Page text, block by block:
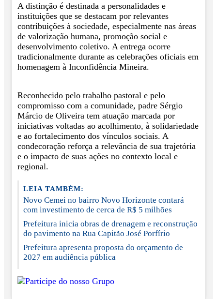
A distinção é destinada a personalidades e
instituições que se destacam por relevantes
contribuições à sociedade, especialmente nas áreas
de valorização humana, promoção social e
desenvolvimento coletivo. A entrega ocorre
tradicionalmente durante as celebrações oficiais em
homenagem à Inconfidência Mineira.
Reconhecido pelo trabalho pastoral e pelo
compromisso com a comunidade, padre Sérgio
Márcio de Oliveira tem atuação marcada por
iniciativas voltadas ao acolhimento, à solidariedade
e ao fortalecimento dos vínculos sociais. A
condecoração reforça a relevância de sua trajetória
e o impacto de suas ações no contexto local e
regional.
LEIA TAMBÉM:
Novo Cemei no bairro Novo Horizonte contará
com investimento de cerca de R$ 5 milhões
Prefeitura inicia obras de drenagem e reconstrução
do pavimento na Rua Capitão José Porfírio
Prefeitura apresenta proposta do orçamento de
2027 em audiência pública